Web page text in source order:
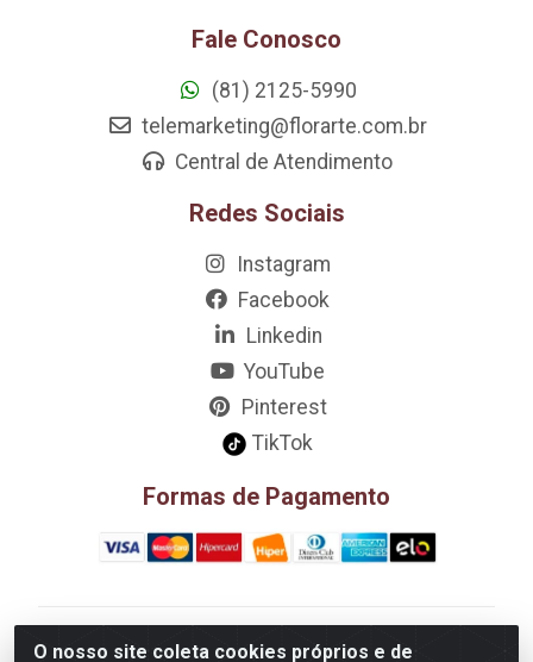
O nosso site coleta cookies próprios e de
Fale Conosco
(81) 2125-5990
telemarketing@florarte.com.br
Central de Atendimento
Redes Sociais
Instagram
Facebook
Linkedin
YouTube
Pinterest
TikTok
Formas de Pagamento
D&A Decoração e Ambientação LTDA - Rua Riachão,